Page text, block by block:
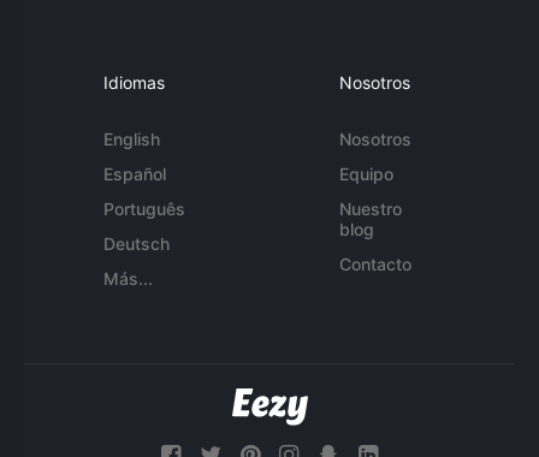
Idiomas
English
Español
Português
Deutsch
Más...
Nosotros
Nosotros
Equipo
Nuestro
blog
Contacto